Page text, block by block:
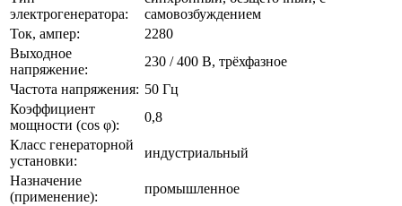
электрогенератора:
самовозбуждением
Ток, ампер:
2280
Выходное
напряжение:
230 / 400 В, трёхфазное
Частота напряжения: 50 Гц
Коэффициент
мощности (cos φ):
0,8
Класс генераторной
установки:
индустриальный
Назначение
(применение):
промышленное